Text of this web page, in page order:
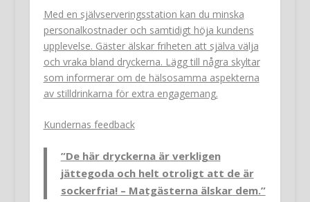
Med en självserveringsstation kan du minska
personalkostnader och samtidigt höja kundens
upplevelse. Gäster älskar friheten att själva välja
och vraka bland dryckerna. Lägg till några skyltar
som informerar om de hälsosamma aspekterna
av stilldrinkarna för extra engagemang.
Kundernas feedback
”De här dryckerna är verkligen
jättegoda och helt otroligt att de är
sockerfria! – Matgästerna älskar dem.”